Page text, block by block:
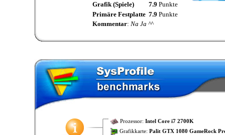
Grafik (Spiele)
7.9 Punkte
Primäre Festplatte 7.9 Punkte
Kommentar: Na Ja ^^
Prozessor: Intel Core i7 2700K
Grafikkarte: Palit GTX 1080 GameRock